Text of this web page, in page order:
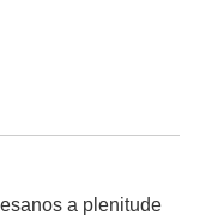
a plenitude